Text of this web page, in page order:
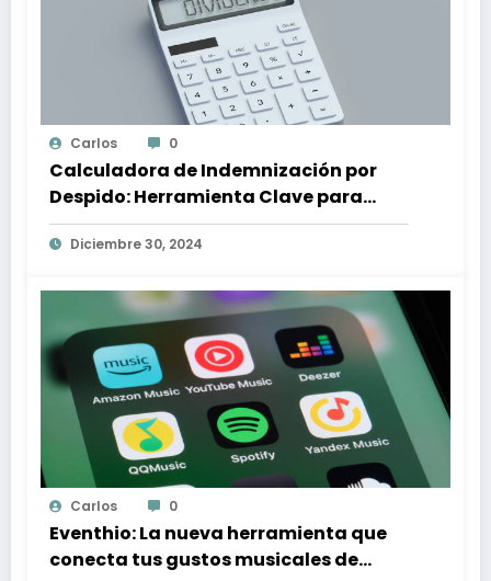
Carlos 0
Calculadora de Indemnización por
Despido: Herramienta Clave para
Proteger tus Derechos Laborales
Diciembre 30, 2024
Carlos 0
Eventhio: La nueva herramienta que
conecta tus gustos musicales de